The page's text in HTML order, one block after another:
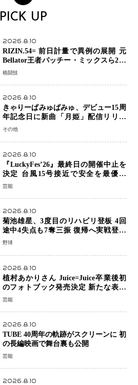
PICK UP
2026.8.10
RIZIN.54= 前日計量で異例の展開 元
Bellator王者パッチー・ミックスら2人
が体重超過…秋元強真―クレベルは両
格闘技
2026.8.10
きゃりーぱみゅぱみゅ、デビュー15周
年記念日に新曲「月姫」配信リリー
ス 自身初の主催フェス「PAMYU
その他
2026.8.10
『LuckyFes’26』最終日の開催中止を
決定 台風15号接近で安全を最優先
「苦渋の判断」
芸能
2026.8.10
菊池雄星、3度目のリハビリ登板 4回
途中4失点も7奪三振 復帰へ実戦登板
を重ねる
野球
2026.8.10
植村あかりさん Juice=Juice卒業後初
のフォトブック発売決定 新たな表現
者としての“今”を凝縮
芸能
2026.8.10
TUBE 40周年の軌跡がスクリーンに 初
の長編映画で舞台裏も公開
芸能
2026.8.10